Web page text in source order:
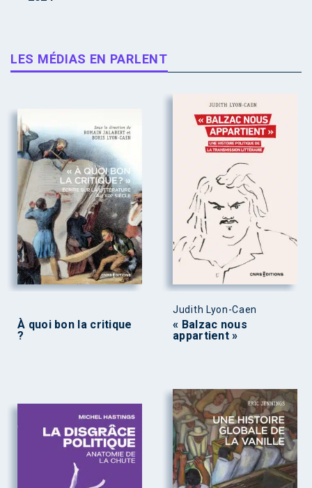
LES MÉDIAS EN PARLENT
À quoi bon la critique
?
Judith Lyon-Caen
« Balzac nous
appartient »